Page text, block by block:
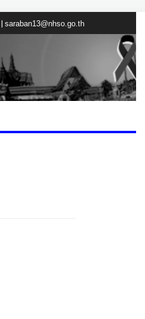
| saraban13@nhso.go.th